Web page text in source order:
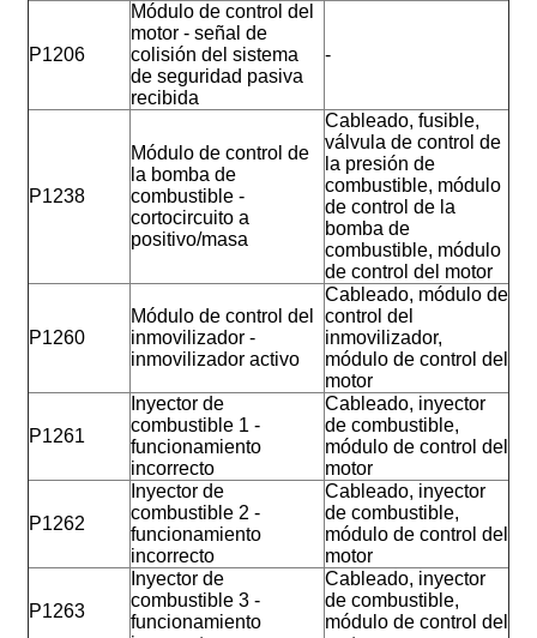
P1206
Módulo de control del
motor - señal de
colisión del sistema
de seguridad pasiva
recibida
-
P1238
Módulo de control de
la bomba de
combustible -
cortocircuito a
positivo/masa
Cableado, fusible,
válvula de control de
la presión de
combustible, módulo
de control de la
bomba de
combustible, módulo
de control del motor
P1260
Módulo de control del
inmovilizador -
inmovilizador activo
Cableado, módulo de
control del
inmovilizador,
módulo de control del
motor
P1261
Inyector de
combustible 1 -
funcionamiento
incorrecto
Cableado, inyector
de combustible,
módulo de control del
motor
P1262
Inyector de
combustible 2 -
funcionamiento
incorrecto
Cableado, inyector
de combustible,
módulo de control del
motor
P1263
Inyector de
combustible 3 -
funcionamiento
Cableado, inyector
de combustible,
módulo de control del